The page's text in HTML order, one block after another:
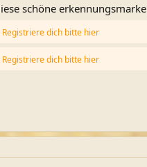
schöne
Registriere dich bitte hier
Registriere dich bitte hier